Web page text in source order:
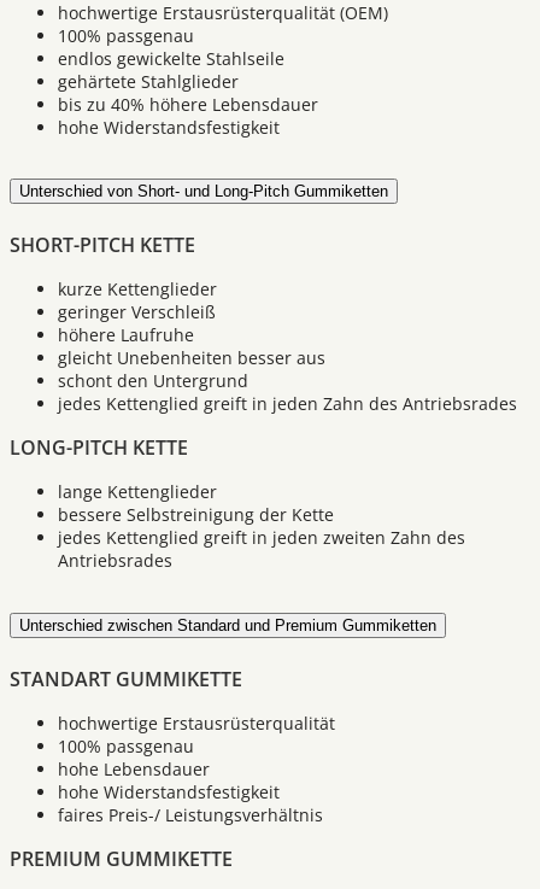
hochwertige Erstausrüsterqualität (OEM)
100% passgenau
endlos gewickelte Stahlseile
gehärtete Stahlglieder
bis zu 40% höhere Lebensdauer
hohe Widerstandsfestigkeit
Unterschied von Short- und Long-Pitch Gummiketten
SHORT-PITCH KETTE
kurze Kettenglieder
geringer Verschleiß
höhere Laufruhe
gleicht Unebenheiten besser aus
schont den Untergrund
jedes Kettenglied greift in jeden Zahn des Antriebsrades
LONG-PITCH KETTE
lange Kettenglieder
bessere Selbstreinigung der Kette
jedes Kettenglied greift in jeden zweiten Zahn des
Antriebsrades
Unterschied zwischen Standard und Premium Gummiketten
STANDART GUMMIKETTE
hochwertige Erstausrüsterqualität
100% passgenau
hohe Lebensdauer
hohe Widerstandsfestigkeit
faires Preis-/ Leistungsverhältnis
PREMIUM GUMMIKETTE